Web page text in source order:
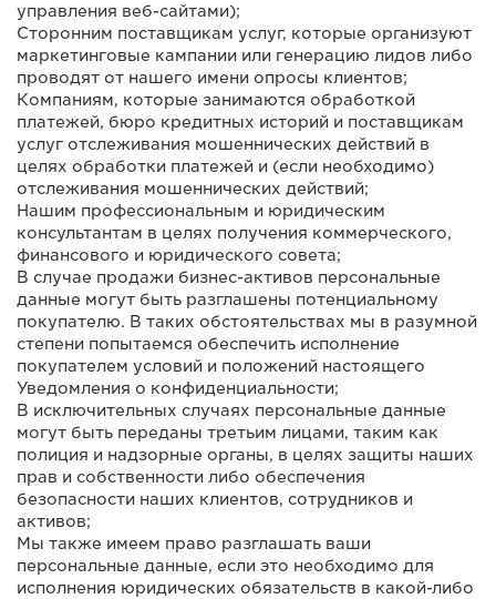
управления веб-сайтами);
Сторонним поставщикам услуг, которые организуют
маркетинговые кампании или генерацию лидов либо
проводят от нашего имени опросы клиентов;
Компаниям, которые занимаются обработкой
платежей, бюро кредитных историй и поставщикам
услуг отслеживания мошеннических действий в
целях обработки платежей и (если необходимо)
отслеживания мошеннических действий;
Нашим профессиональным и юридическим
консультантам в целях получения коммерческого,
финансового и юридического совета;
В случае продажи бизнес-активов персональные
данные могут быть разглашены потенциальному
покупателю. В таких обстоятельствах мы в разумной
степени попытаемся обеспечить исполнение
покупателем условий и положений настоящего
Уведомления о конфиденциальности;
В исключительных случаях персональные данные
могут быть переданы третьим лицами, таким как
полиция и надзорные органы, в целях защиты наших
прав и собственности либо обеспечения
безопасности наших клиентов, сотрудников и
активов;
Мы также имеем право разглашать ваши
персональные данные, если это необходимо для
исполнения юридических обязательств в какой-либо